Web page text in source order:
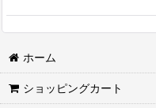
ホーム
ショッピングカート